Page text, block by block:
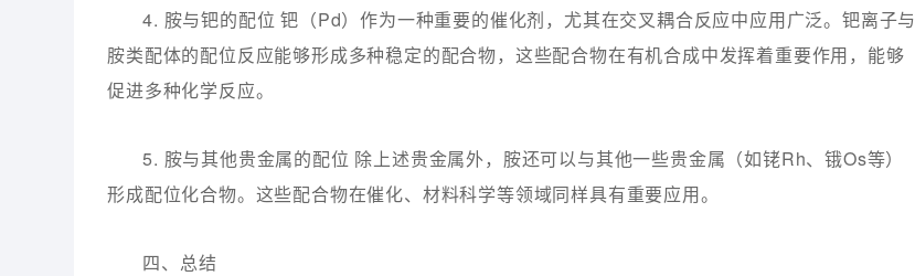
4. 胺与钯的配位 钯（Pd）作为一种重要的催化剂，尤其在交叉耦合反应中应用广泛。钯离子与
胺类配体的配位反应能够形成多种稳定的配合物，这些配合物在有机合成中发挥着重要作用，能够
促进多种化学反应。
5. 胺与其他贵金属的配位 除上述贵金属外，胺还可以与其他一些贵金属（如铑Rh、锇Os等）
形成配位化合物。这些配合物在催化、材料科学等领域同样具有重要应用。
四、总结